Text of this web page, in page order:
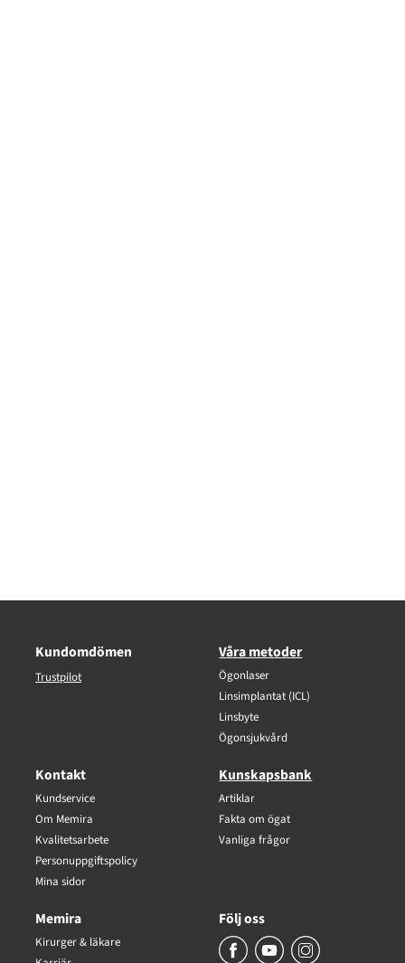
Kundomdömen
Trustpilot
Våra metoder
Ögonlaser
Linsimplantat (ICL)
Linsbyte
Ögonsjukvård
Kontakt
Kundservice
Om Memira
Kvalitetsarbete
Personuppgiftspolicy
Mina sidor
Kunskapsbank
Artiklar
Fakta om ögat
Vanliga frågor
Memira
Kirurger & läkare
Följ oss